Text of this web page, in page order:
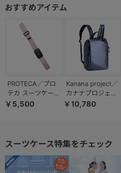
PROTECA／プロ
テカ スーツケース
ベルト 32791
￥5,500
Kanana project／
カナナプロジェク
ト コレクション
￥10,780
スーツケース特集をチェック